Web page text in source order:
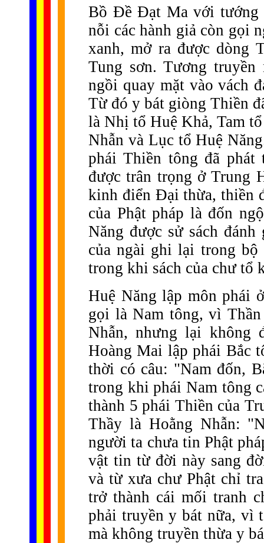
Bồ Đề Đạt Ma với tướng
nỗi các hành giả còn gọi
xanh, mở ra được dòng
Tung sơn. Tương
ngồi quay mặt vào vách
Từ đó y bát giòng Thiền
là Nhị tổ Huệ Khả, Tam
Nhẫn và Lục tổ Huệ
phái Thiền tông đã
được trân trọng ở Trung
kinh điển Đại thừa, thiền
của Phật pháp là đốn
Năng được sử sách
của ngài ghi lại trong
trong khi sách của chư tổ
Huệ Năng lập môn phái
gọi là Nam tông, vì
Nhẫn, nhưng lại không
Hoàng Mai lập phái Bắc
thời có câu: "Nam đốn,
trong khi phái Nam tông
thành 5 phái Thiền của
Thầy là Hoằng Nhẫn:
người ta chưa tin Phật
vật tin từ đời này sang
và từ xưa chư Phật chỉ
trở thành cái mối tranh
phải truyền y bát nữa, vì
mà không truyền thừa y